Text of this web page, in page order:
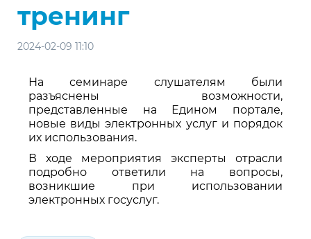
тренинг
2024-02-09 11:10
На семинаре слушателям были
разъяснены возможности,
представленные на Едином портале,
новые виды электронных услуг и порядок
их использования.
В ходе мероприятия эксперты отрасли
подробно ответили на вопросы,
возникшие при использовании
электронных госуслуг.